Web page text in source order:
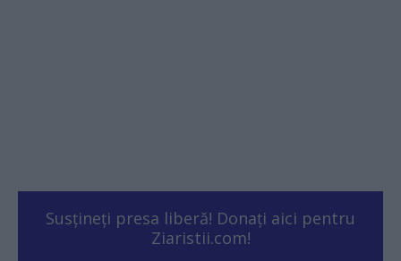
Susțineți presa liberă! Donați aici pentru
Ziaristii.com!